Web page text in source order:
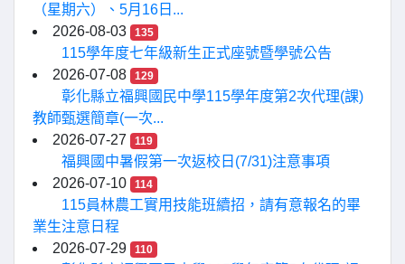
（星期六）、5月16日...
2026-08-03
135
115學年度七年級新生正式座號暨學號公告
2026-07-08
129
彰化縣立福興國民中學115學年度第2次代理(課)
教師甄選簡章(一次...
2026-07-27
119
福興國中暑假第一次返校日(7/31)注意事項
2026-07-10
114
115員林農工實用技能班續招，請有意報名的畢
業生注意日程
2026-07-29
110